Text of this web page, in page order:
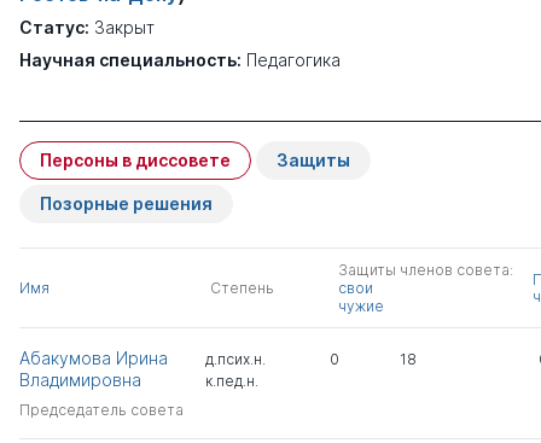
Статус: Закрыт
Научная специальность: Педагогика
Персоны в диссовете Защиты
Позорные решения
Имя Степень
Защиты членов совета:
свои
чужие
Абакумова Ирина
Владимировна
Председатель совета
д.псих.н.
к.пед.н.
0 18